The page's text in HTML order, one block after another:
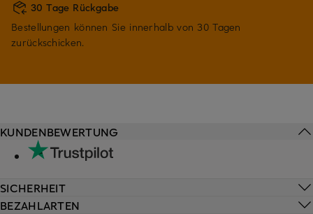
30 Tage Rückgabe
Bestellungen können Sie innerhalb von 30 Tagen
zurückschicken.
KUNDENBEWERTUNG
SICHERHEIT
BEZAHLARTEN